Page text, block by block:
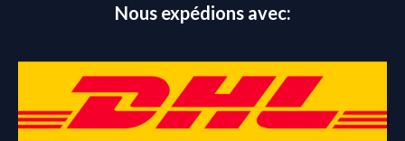
Nous expédions avec: